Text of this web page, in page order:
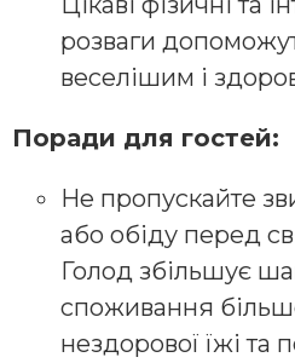
розваги
веселішим і
Поради для гостей:
Не пропускайте
або обіду перед
Голод збільшує
споживання
нездорової їжі та